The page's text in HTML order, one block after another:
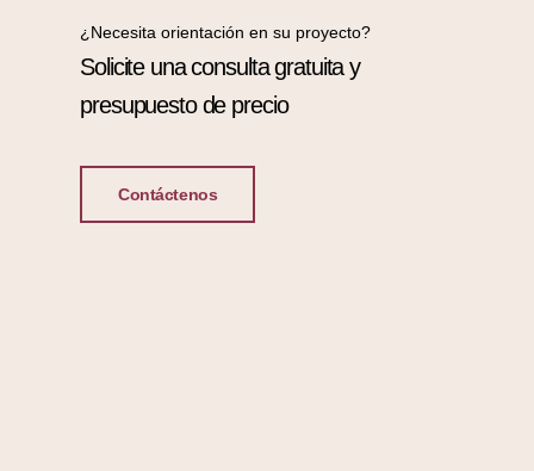
¿Necesita orientación en su proyecto?
Solicite una consulta gratuita y
presupuesto de precio
Contáctenos